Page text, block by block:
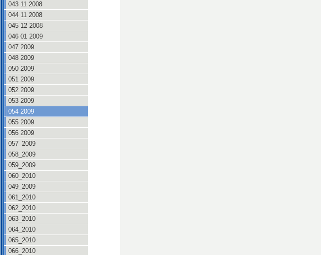
043 11 2008
044 11 2008
045 12 2008
046 01 2009
047 2009
048 2009
050 2009
051 2009
052 2009
053 2009
054 2009
055 2009
056 2009
057_2009
058_2009
059_2009
060_2010
049_2009
061_2010
062_2010
063_2010
064_2010
065_2010
066_2010